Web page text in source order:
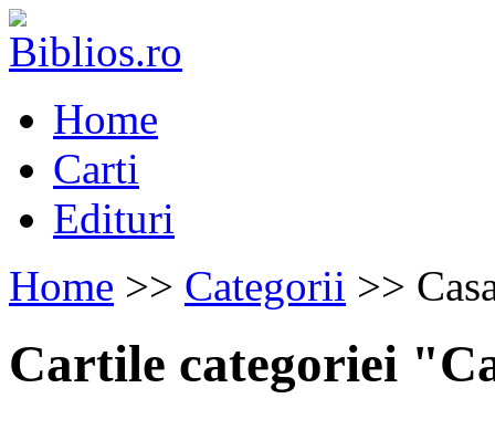
Home
Carti
Edituri
Home >> Categorii >>
Cartile categoriei